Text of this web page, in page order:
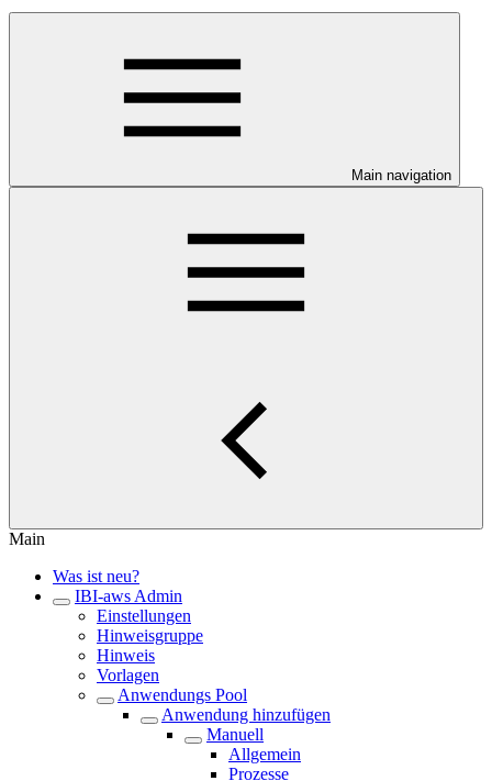
Main navigation
Main
Was ist neu?
IBI-aws Admin
Einstellungen
Hinweisgruppe
Hinweis
Vorlagen
Anwendungs Pool
Anwendung hinzufügen
Manuell
Allgemein
Prozesse